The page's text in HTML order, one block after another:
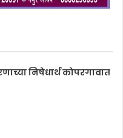
निषेधार्थ कोपरगावात